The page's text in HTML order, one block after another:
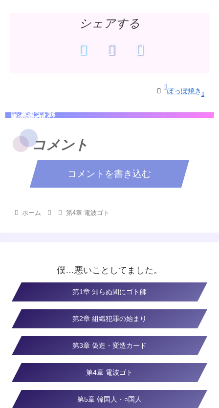
シェアする
ぽっぽ焼き
電波ゴト36
電波ゴト38
コメント
コメントを書き込む
ホーム 第4章 電波ゴト
僕…悪いことしてました。
第1章 知らぬ間にゴト師
第2章 組織犯罪の始まり
第3章 偽造・変造カード
第4章 電波ゴト
第5章 韓国人・○国人